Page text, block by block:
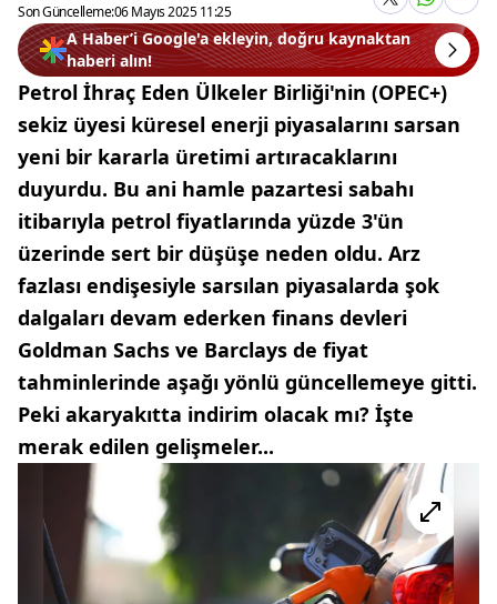
Son Güncelleme:06 Mayıs 2025 11:25
A Haber’i Google'a ekleyin, doğru kaynaktan
haberi alın!
Petrol İhraç Eden Ülkeler Birliği'nin (OPEC+)
sekiz üyesi küresel enerji piyasalarını sarsan
yeni bir kararla üretimi artıracaklarını
duyurdu. Bu ani hamle pazartesi sabahı
itibarıyla petrol fiyatlarında yüzde 3'ün
üzerinde sert bir düşüşe neden oldu. Arz
fazlası endişesiyle sarsılan piyasalarda şok
dalgaları devam ederken finans devleri
Goldman Sachs ve Barclays de fiyat
tahminlerinde aşağı yönlü güncellemeye gitti.
Peki akaryakıtta indirim olacak mı? İşte
merak edilen gelişmeler...